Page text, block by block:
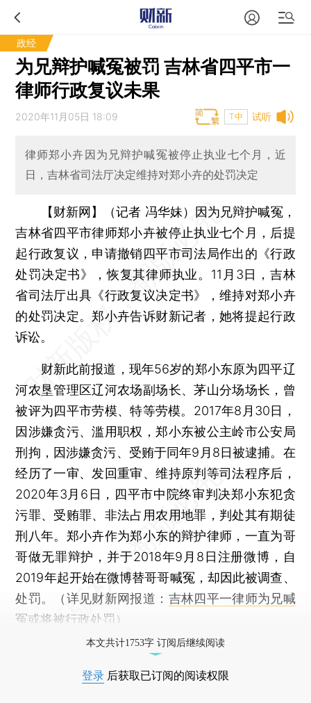
政经
为兄辩护喊冤被罚 吉林省四平市一
律师行政复议未果
试听
2020年11月05日 18:09 T中
律师郑小卉因为兄辩护喊冤被停止执业七个月，近
日，吉林省司法厅决定维持对郑小卉的处罚决定
【财新网】（记者 冯华妹）
因为兄辩护喊冤，
吉林省四平市律师郑小卉被停止执业七个月，后提
起行政复议，申请撤销四平市司法局作出的《行政
处罚决定书》，恢复其律师执业。11月3日，吉林
省司法厅出具《行政复议决定书》，维持对郑小卉
的处罚决定。郑小卉告诉财新记者，她将提起行政
诉讼。
财新此前报道，现年56岁的郑小东原为四平辽
河农垦管理区辽河农场副场长、茅山分场场长，曾
被评为四平市劳模、特等劳模。2017年8月30日，
因涉嫌贪污、滥用职权，郑小东被公主岭市公安局
刑拘，因涉嫌贪污、受贿于同年9月8日被逮捕。在
经历了一审、发回重审、维持原判等司法程序后，
2020年3月6日，四平市中院终审判决郑小东犯贪
污罪、受贿罪、非法占用农用地罪，判处其有期徒
刑八年。郑小卉作为郑小东的辩护律师，一直为哥
哥做无罪辩护，并于2018年9月8日注册微博，自
2019年起开始在微博替哥哥喊冤，却因此被调查、
处罚。（详见财新网报道： 吉林四平一律师为兄喊
冤或将被行政处罚 ）
本文共计1753字 订阅后继续阅读
登录 后获取已订阅的阅读权限